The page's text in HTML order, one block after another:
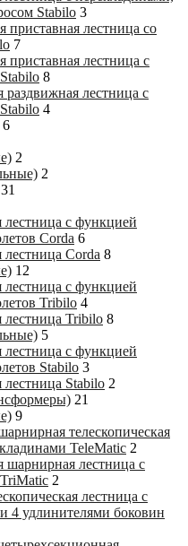
Stabilo 3
приставная лестница со
7
приставная лестница с
8
раздвижная лестница с
4
6
2
2
31
лестница с функцией
Corda 6
Corda 8
12
лестница с функцией
Tribilo 4
лестница Tribilo 8
5
лестница с функцией
Stabilo 3
лестница Stabilo 2
21
9
телескопическая
TeleMatic 2
шарнирная лестница с
2
лестница с
4 удлинителями боковин